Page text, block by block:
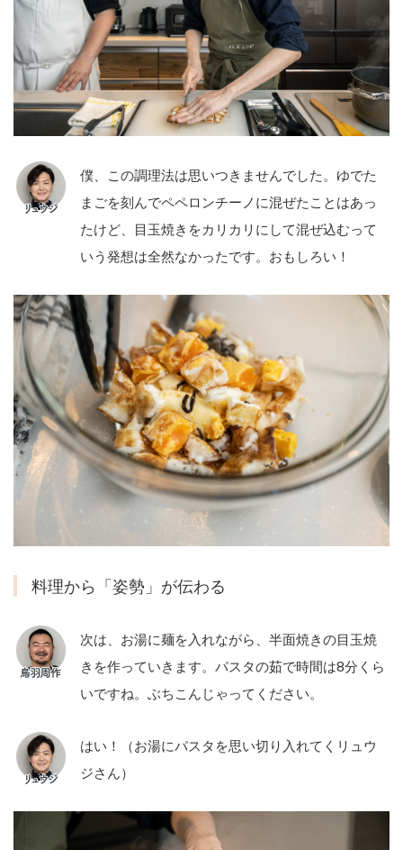
僕、この調理法は思いつきませんでした。ゆでた
まごを刻んでペペロンチーノに混ぜたことはあっ
たけど、目玉焼きをカリカリにして混ぜ込むって
いう発想は全然なかったです。おもしろい！
料理から「姿勢」が伝わる
次は、お湯に麺を入れながら、半面焼きの目玉焼
きを作っていきます。パスタの茹で時間は8分くら
いですね。ぶちこんじゃってください。
はい！（お湯にパスタを思い切り入れてくリュウ
ジさん）